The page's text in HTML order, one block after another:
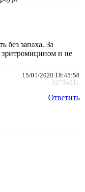
без запаха. За
эритромицином и не
15/01/2020 18:45:58
#2734011
Ответить